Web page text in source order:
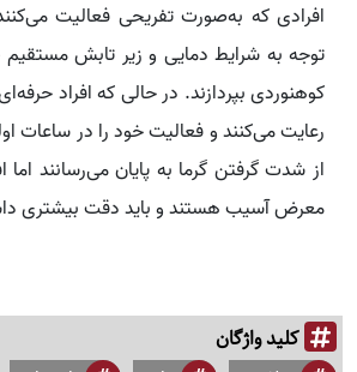
افرادی که به‌صورت تفریحی فعالیت
توجه به شرایط دمایی و زیر تابش
کوهنوردی بپردازند. در حالی که افراد
رعایت می‌کنند و فعالیت خود را در ساعات
از شدت گرفتن گرما به پایان می‌رسانند اما
معرض آسیب هستند و باید دقت بیشتری
کلید واژگان